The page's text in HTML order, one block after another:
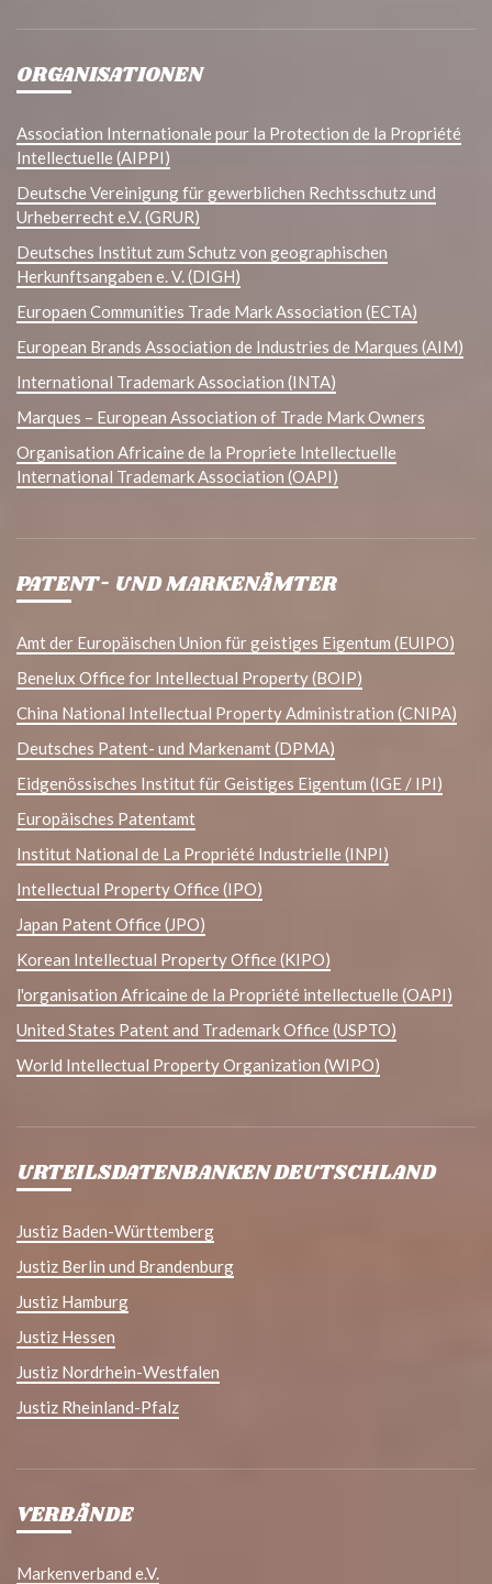
ORGANISATIONEN
Association Internationale pour la Protection de la Propriété
Intellectuelle (AIPPI)
Deutsche Vereinigung für gewerblichen Rechtsschutz und
Urheberrecht e.V. (GRUR)
Deutsches Institut zum Schutz von geographischen
Herkunftsangaben e. V. (DIGH)
Europaen Communities Trade Mark Association (ECTA)
European Brands Association de Industries de Marques (AIM)
International Trademark Association (INTA)
Marques – European Association of Trade Mark Owners
Organisation Africaine de la Propriete Intellectuelle
International Trademark Association (OAPI)
PATENT- UND MARKENÄMTER
Amt der Europäischen Union für geistiges Eigentum (EUIPO)
Benelux Office for Intellectual Property (BOIP)
China National Intellectual Property Administration (CNIPA)
Deutsches Patent- und Markenamt (DPMA)
Eidgenössisches Institut für Geistiges Eigentum (IGE / IPI)
Europäisches Patentamt
Institut National de La Propriété Industrielle (INPI)
Intellectual Property Office (IPO)
Japan Patent Office (JPO)
Korean Intellectual Property Office (KIPO)
l'organisation Africaine de la Propriété intellectuelle (OAPI)
United States Patent and Trademark Office (USPTO)
World Intellectual Property Organization (WIPO)
URTEILSDATENBANKEN DEUTSCHLAND
Justiz Baden-Württemberg
Justiz Berlin und Brandenburg
Justiz Hamburg
Justiz Hessen
Justiz Nordrhein-Westfalen
Justiz Rheinland-Pfalz
VERBÄNDE
Markenverband e.V.